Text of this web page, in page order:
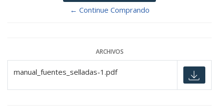
← Continue Comprando
ARCHIVOS
manual_fuentes_selladas-1.pdf